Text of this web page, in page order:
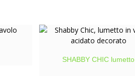
SHABBY CHIC lumetto